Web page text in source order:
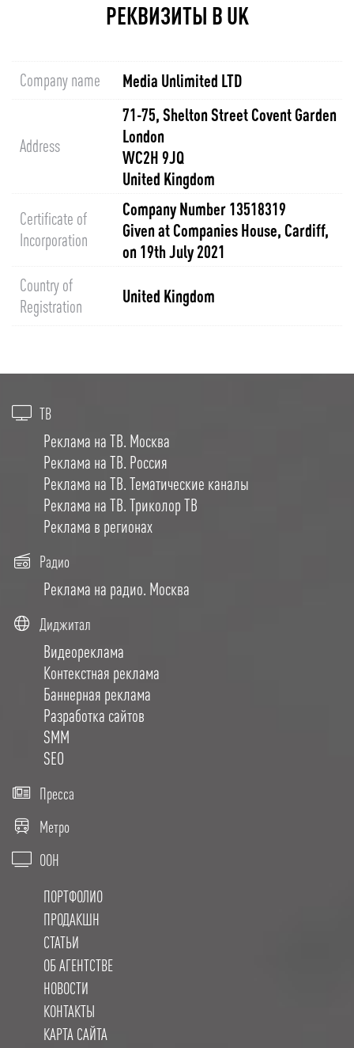
РЕКВИЗИТЫ В UK
Company name Media Unlimited LTD
Address
71-75, Shelton Street Covent Garden
London
WC2H 9JQ
United Kingdom
Certificate of
Incorporation
Company Number 13518319
Given at Companies House, Cardiff,
on 19th July 2021
Country of
Registration
United Kingdom
ТВ
Реклама на ТВ. Москва
Реклама на ТВ. Россия
Реклама на ТВ. Тематические каналы
Реклама на ТВ. Триколор ТВ
Реклама в регионах
Радио
Реклама на радио. Москва
Диджитал
Видеореклама
Контекстная реклама
Баннерная реклама
Разработка сайтов
SMM
SEO
Пресса
Метро
OOH
ПОРТФОЛИО
ПРОДАКШН
СТАТЬИ
ОБ АГЕНТСТВЕ
НОВОСТИ
КОНТАКТЫ
КАРТА САЙТА